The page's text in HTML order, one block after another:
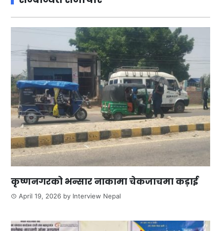
कृष्णनगरको भन्सार नाकामा चेकजाचमा कड़ाई
April 19, 2026 by Interview Nepal